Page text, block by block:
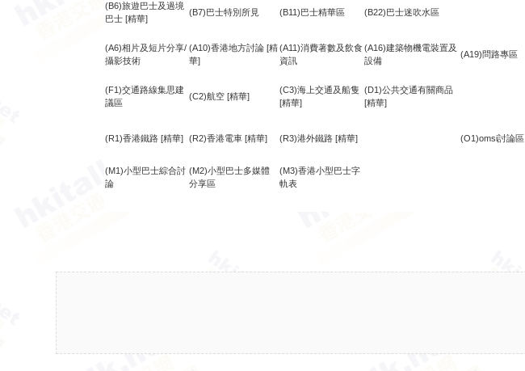
(B6)旅遊巴士及過境
巴士 [精華]
(B7)巴士特別所見 (B11)巴士精華區 (B22)巴士迷吹水區
(A6)相片及短片分享/
攝影技術
(A10)香港地方討論 [精
華]
(A11)消費著數及飲食
資訊
(A16)建築物機電裝置及
設備
(A19)問路專區
(F1)交通路線集思建
議區
(C2)航空 [精華]
(C3)海上交通及船隻
[精華]
(D1)公共交通有關商品
[精華]
(R1)香港鐵路 [精華] (R2)香港電車 [精華] (R3)港外鐵路 [精華] (O1)omsi討論區
(M1)小型巴士綜合討
論
(M2)小型巴士多媒體
分享區
(M3)香港小型巴士字
軌表